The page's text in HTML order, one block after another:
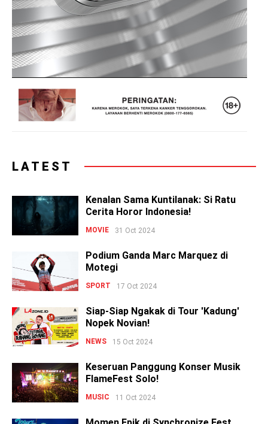
LATEST
Kenalan Sama Kuntilanak: Si Ratu
Cerita Horor Indonesia!
MOVIE 31 Oct 2024
Podium Ganda Marc Marquez di
Motegi
SPORT 17 Oct 2024
Siap-Siap Ngakak di Tour 'Kadung'
Nopek Novian!
NEWS 15 Oct 2024
Keseruan Panggung Konser Musik
FlameFest Solo!
MUSIC 11 Oct 2024